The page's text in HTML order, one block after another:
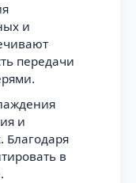
и
передачи
и
Благодаря
в